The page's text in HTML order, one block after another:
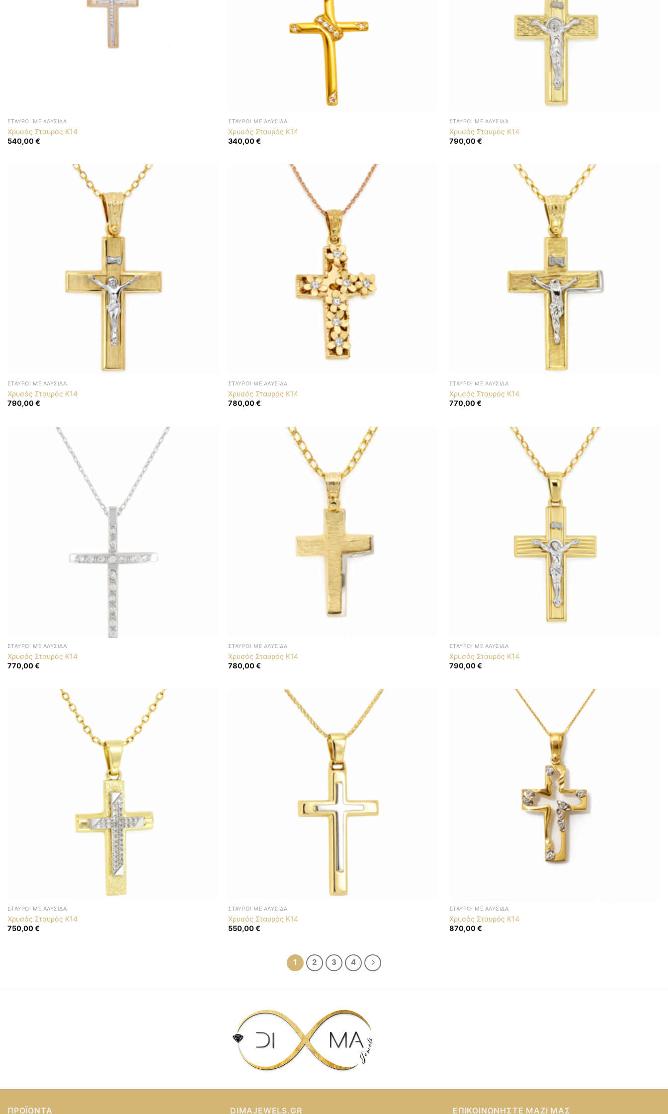
ΣΤΑΥΡΟΊ ΜΕ ΑΛΥΣΊΔΑ
Χρυσός Σταυρός K14
540,00€
ΣΤΑΥΡΟΊ ΜΕ ΑΛΥΣΊΔΑ
Χρυσός Σταυρός K14
340,00€
ΣΤΑΥΡΟΊ ΜΕ ΑΛΥΣΊΔΑ
Χρυσός Σταυρός K14
790,00€
ΣΤΑΥΡΟΊ ΜΕ ΑΛΥΣΊΔΑ
Χρυσός Σταυρός K14
790,00€
ΣΤΑΥΡΟΊ ΜΕ ΑΛΥΣΊΔΑ
Χρυσός Σταυρός K14
780,00€
ΣΤΑΥΡΟΊ ΜΕ ΑΛΥΣΊΔΑ
Χρυσός Σταυρός K14
770,00€
ΣΤΑΥΡΟΊ ΜΕ ΑΛΥΣΊΔΑ
Χρυσός Σταυρός K14
770,00€
ΣΤΑΥΡΟΊ ΜΕ ΑΛΥΣΊΔΑ
Χρυσός Σταυρός K14
780,00€
ΣΤΑΥΡΟΊ ΜΕ ΑΛΥΣΊΔΑ
Χρυσός Σταυρός K14
790,00€
ΣΤΑΥΡΟΊ ΜΕ ΑΛΥΣΊΔΑ
Χρυσός Σταυρός K14
750,00€
ΣΤΑΥΡΟΊ ΜΕ ΑΛΥΣΊΔΑ
Χρυσός Σταυρός K14
550,00€
ΣΤΑΥΡΟΊ ΜΕ ΑΛΥΣΊΔΑ
Χρυσός Σταυρός K14
870,00€
1 2 3 4
ΠΡΟΪΌΝΤΑ DIMAJEWELS.GR ΕΠΙΚΟΙΝΩΝΉΣΤΕ ΜΑΖΊ ΜΑΣ